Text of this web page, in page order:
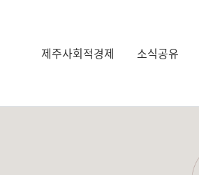
제주사회적경제 소식공유